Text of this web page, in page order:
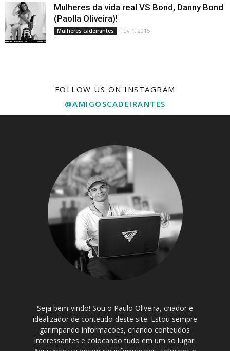
Mulheres da vida real VS Bond, Danny Bond
(Paolla Oliveira)!
Mulheres cadeirantes fev 1, 2015
FOLLOW US ON INSTAGRAM
@AMIGOSCADEIRANTES
Seja bem-vindo! Sou o Paulo Oliveira, criador e
idealizador de conteudo deste site. Estou sempre
garimpando informacoes, criando conteudos
interessantes e colocando tudo em um so lugar.